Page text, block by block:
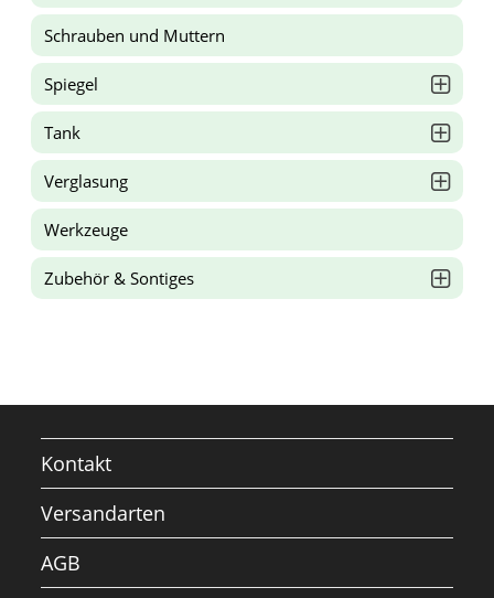
Schrauben und Muttern
Spiegel
Tank
Verglasung
Werkzeuge
Zubehör & Sontiges
Kontakt
Versandarten
AGB